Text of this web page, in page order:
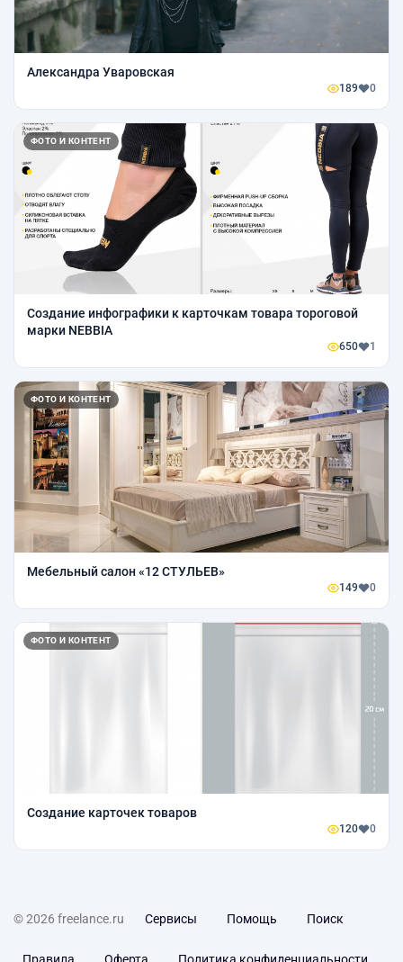
Александра Уваровская
189 0
ФОТО И КОНТЕНТ
Создание инфографики к карточкам товара тороговой
марки NEBBIA
650 1
ФОТО И КОНТЕНТ
Мебельный салон «12 СТУЛЬЕВ»
149 0
ФОТО И КОНТЕНТ
Создание карточек товаров
120 0
© 2026 freelance.ru Сервисы Помощь Поиск